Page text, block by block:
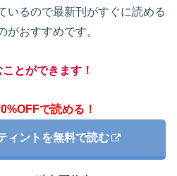
いるので最新刊がすぐに読める
がおすすめです。
とができます！
で読める！
ィントを無料で読む